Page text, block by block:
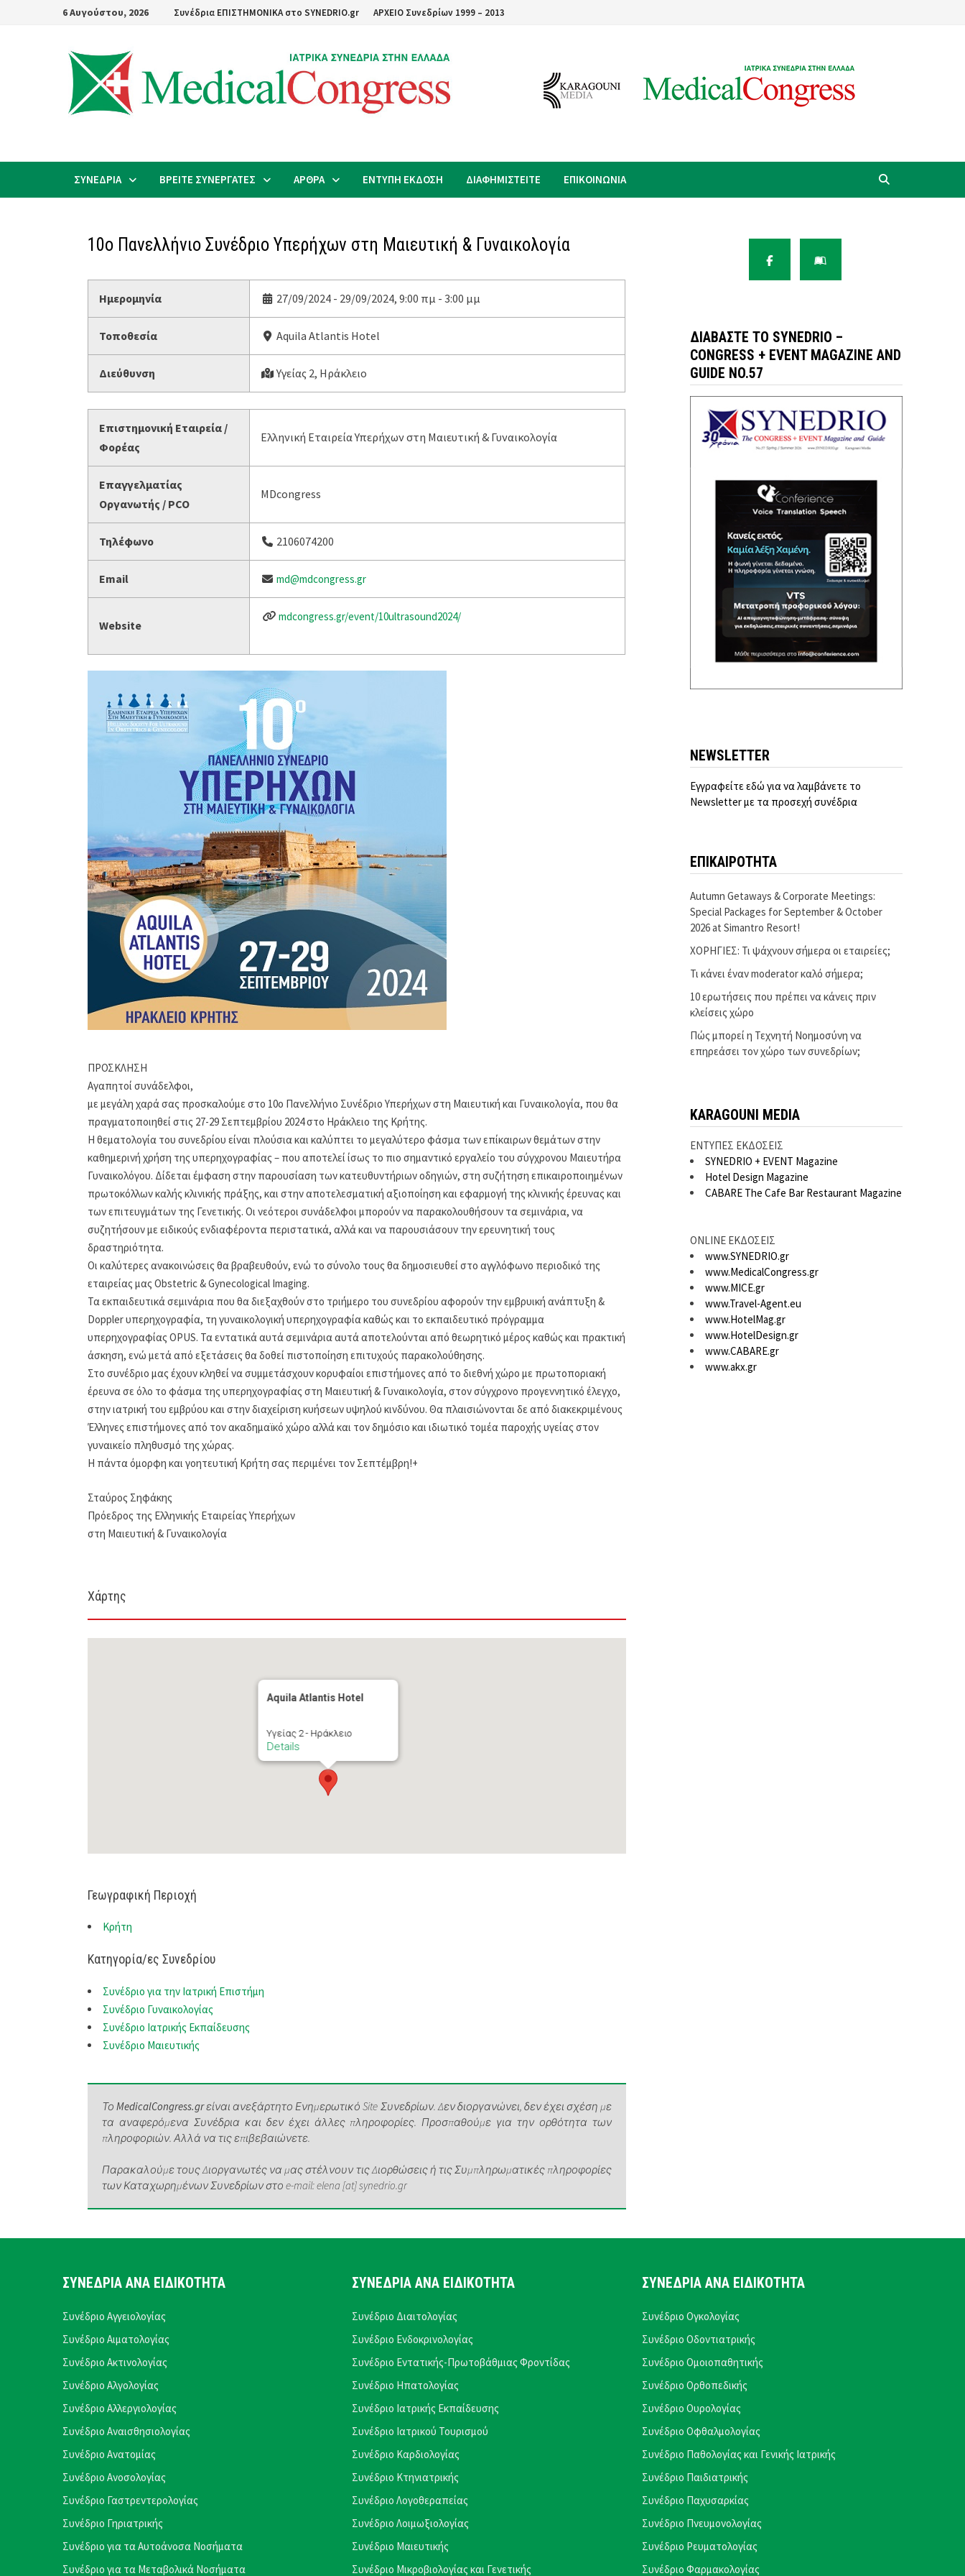
6 Αυγούστου, 2026 Συνέδρια ΕΠΙΣΤΗΜΟΝΙΚΑ στο SYNEDRIO.gr ΑΡΧΕΙΟ Συνεδρίων 1999 – 2013
ΣΥΝΕΔΡΙΑ ΒΡΕΙΤΕ ΣΥΝΕΡΓΑΤΕΣ ΑΡΘΡΑ ΕΝΤΥΠΗ ΕΚΔΟΣΗ ΔΙΑΦΗΜΙΣΤΕΙΤΕ ΕΠΙΚΟΙΝΩΝΙΑ
10ο Πανελλήνιο Συνέδριο Υπερήχων στη Μαιευτική & Γυναικολογία
Ημερομηνία 27/09/2024 - 29/09/2024, 9:00 πμ - 3:00 μμ
Τοποθεσία Aquila Atlantis Hotel
Διεύθυνση Υγείας 2, Ηράκλειο
Επιστημονική Εταιρεία /
Φορέας
Ελληνική Εταιρεία Υπερήχων στη Μαιευτική & Γυναικολογία
Επαγγελματίας
Οργανωτής / PCO
MDcongress
Τηλέφωνο 2106074200
Email md@mdcongress.gr
Website
mdcongress.gr/event/10ultrasound2024/
ΠΡΟΣΚΛΗΣΗ
Αγαπητοί συνάδελφοι,
με μεγάλη χαρά σας προσκαλούμε στο 10ο Πανελλήνιο Συνέδριο Υπερήχων στη Μαιευτική και Γυναικολογία, που θα
πραγματοποιηθεί στις 27-29 Σεπτεμβρίου 2024 στο Ηράκλειο της Κρήτης.
Η θεματολογία του συνεδρίου είναι πλούσια και καλύπτει το μεγαλύτερο φάσμα των επίκαιρων θεμάτων στην
καθημερινή χρήση της υπερηχογραφίας – που αποτελεί ίσως το πιο σημαντικό εργαλείο του σύγχρονου Μαιευτήρα
Γυναικολόγου. Δίδεται έμφαση στην παρουσίαση των κατευθυντήριων οδηγιών, στη συζήτηση επικαιροποιημένων
πρωτοκόλλων καλής κλινικής πράξης, και στην αποτελεσματική αξιοποίηση και εφαρμογή της κλινικής έρευνας και
των επιτευγμάτων της Γενετικής. Οι νεότεροι συνάδελφοι μπορούν να παρακολουθήσουν τα σεμινάρια, να
συζητήσουν με ειδικούς ενδιαφέροντα περιστατικά, αλλά και να παρουσιάσουν την ερευνητική τους
δραστηριότητα.
Οι καλύτερες ανακοινώσεις θα βραβευθούν, ενώ το σύνολο τους θα δημοσιευθεί στο αγγλόφωνο περιοδικό της
εταιρείας μας Obstetric & Gynecological Imaging.
Τα εκπαιδευτικά σεμινάρια που θα διεξαχθούν στο τριήμερο του συνεδρίου αφορούν την εμβρυική ανάπτυξη &
Doppler υπερηχογραφία, τη γυναικολογική υπερηχογραφία καθώς και το εκπαιδευτικό πρόγραμμα
υπερηχογραφίας OPUS. Τα εντατικά αυτά σεμινάρια αυτά αποτελούνται από θεωρητικό μέρος καθώς και πρακτική
άσκηση, ενώ μετά από εξετάσεις θα δοθεί πιστοποίηση επιτυχούς παρακολούθησης.
Στο συνέδριο μας έχουν κληθεί να συμμετάσχουν κορυφαίοι επιστήμονες από το διεθνή χώρο με πρωτοποριακή
έρευνα σε όλο το φάσμα της υπερηχογραφίας στη Μαιευτική & Γυναικολογία, στον σύγχρονο προγεννητικό έλεγχο,
στην ιατρική του εμβρύου και στην διαχείριση κυήσεων υψηλού κινδύνου. Θα πλαισιώνονται δε από διακεκριμένους
Έλληνες επιστήμονες από τον ακαδημαϊκό χώρο αλλά και τον δημόσιο και ιδιωτικό τομέα παροχής υγείας στον
γυναικείο πληθυσμό της χώρας.
Η πάντα όμορφη και γοητευτική Κρήτη σας περιμένει τον Σεπτέμβρη!+
Σταύρος Σηφάκης
Πρόεδρος της Ελληνικής Εταιρείας Υπερήχων
στη Μαιευτική & Γυναικολογία
Χάρτης
Aquila Atlantis Hotel
Υγείας 2 - Ηράκλειο
Details
Γεωγραφική Περιοχή
Κρήτη
Κατηγορία/ες Συνεδρίου
Συνέδριο για την Ιατρική Επιστήμη
Συνέδριο Γυναικολογίας
Συνέδριο Ιατρικής Εκπαίδευσης
Συνέδριο Μαιευτικής
ΤοMedicalCongress.grείναι ανεξάρτητο Ενημερωτικό Site Συνεδρίων. Δεν διοργανώνει, δεν έχει σχέση με
τα αναφερόμενα Συνέδρια και δεν έχει άλλες πληροφορίες. Προσπαθούμε για την ορθότητα των
πληροφοριών. Αλλά να τις επιβεβαιώνετε.
Παρακαλούμε τους Διοργανωτές να μας στέλνουν τις Διορθώσεις ή τις Συμπληρωματικές πληροφορίες
των Καταχωρημένων Συνεδρίων στο e-mail: elena [at] synedrio.gr
ΔΙΑΒΆΣΤΕ ΤΟ SYNEDRIO –
CONGRESS + EVENT MAGAZINE AND
GUIDE NO.57
NEWSLETTER
Εγγραφείτε εδώ για να λαμβάνετε το
Newsletter με τα προσεχή συνέδρια
ΕΠΙΚΑΙΡΟΤΗΤΑ
Autumn Getaways & Corporate Meetings:
Special Packages for September & October
2026 at Simantro Resort!
ΧΟΡΗΓΙΕΣ: Τι ψάχνουν σήμερα οι εταιρείες;
Τι κάνει έναν moderator καλό σήμερα;
10 ερωτήσεις που πρέπει να κάνεις πριν
κλείσεις χώρο
Πώς μπορεί η Τεχνητή Νοημοσύνη να
επηρεάσει τον χώρο των συνεδρίων;
KARAGOUNI MEDIA
ΕΝΤΥΠΕΣ ΕΚΔΟΣΕΙΣ
SYNEDRIO + EVENT Magazine
Hotel Design Magazine
CABARE The Cafe Bar Restaurant Magazine
ONLINE ΕΚΔΟΣΕΙΣ
www.SYNEDRIO.gr
www.MedicalCongress.gr
www.MICE.gr
www.Travel-Agent.eu
www.HotelMag.gr
www.HotelDesign.gr
www.CABARE.gr
www.akx.gr
ΣΥΝΕΔΡΙΑ ΑΝΑ ΕΙΔΙΚΟΤΗΤΑ
Συνέδριο Αγγειολογίας
Συνέδριο Αιματολογίας
Συνέδριο Ακτινολογίας
Συνέδριο Αλγολογίας
Συνέδριο Αλλεργιολογίας
Συνέδριο Αναισθησιολογίας
Συνέδριο Ανατομίας
Συνέδριο Ανοσολογίας
Συνέδριο Γαστρεντερολογίας
Συνέδριο Γηριατρικής
Συνέδριο για τα Αυτοάνοσα Νοσήματα
Συνέδριο για τα Μεταβολικά Νοσήματα
ΣΥΝΕΔΡΙΑ ΑΝΑ ΕΙΔΙΚΟΤΗΤΑ
Συνέδριο Διαιτολογίας
Συνέδριο Ενδοκρινολογίας
Συνέδριο Εντατικής-Πρωτοβάθμιας Φροντίδας
Συνέδριο Ηπατολογίας
Συνέδριο Ιατρικής Εκπαίδευσης
Συνέδριο Ιατρικού Τουρισμού
Συνέδριο Καρδιολογίας
Συνέδριο Κτηνιατρικής
Συνέδριο Λογοθεραπείας
Συνέδριο Λοιμωξιολογίας
Συνέδριο Μαιευτικής
Συνέδριο Μικροβιολογίας και Γενετικής
ΣΥΝΕΔΡΙΑ ΑΝΑ ΕΙΔΙΚΟΤΗΤΑ
Συνέδριο Ογκολογίας
Συνέδριο Οδοντιατρικής
Συνέδριο Ομοιοπαθητικής
Συνέδριο Ορθοπεδικής
Συνέδριο Ουρολογίας
Συνέδριο Οφθαλμολογίας
Συνέδριο Παθολογίας και Γενικής Ιατρικής
Συνέδριο Παιδιατρικής
Συνέδριο Παχυσαρκίας
Συνέδριο Πνευμονολογίας
Συνέδριο Ρευματολογίας
Συνέδριο Φαρμακολογίας